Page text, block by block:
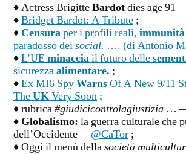
♦ Actress BrigitteBardotdies age 91
♦Bridget Bardot: A Tribute ;
♦Censuraper i profili reali, immunità
paradosso deisocial. …. (di Antonio
♦L’UE minacciail futuro delle
sicurezzaalimentare. ;
♦Ex MI6 SpyWarnsOf A New 9/11
TheUKVery Soon ;
♦ rubrica#giudicicontrolagiustizia …
♦ Globalismo: la guerra culturale che
dell’Occidente —@CaTor ;
♦ Oggi il menù dellasocietà